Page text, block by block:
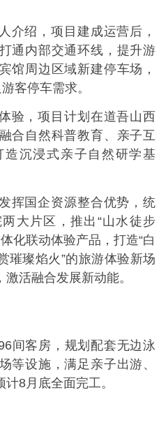
介绍，项目建成运营后，
通内部交通环线，提升游
馆周边区域新建停车场，
客停车需求。
验，项目计划在道吾山西
合自然科普教育、亲子互
沉浸式亲子自然研学基
挥国企资源整合优势，统
大片区，推出“山水徒步
化联动体验产品，打造“白
璀璨焰火”的旅游体验新场
活融合发展新动能。
间客房，规划配套无边泳
等设施，满足亲子出游、
8月底全面完工。